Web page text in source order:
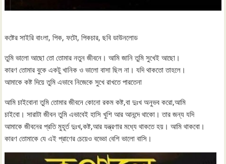
কষ্টের সাইরি বাংলা, পিক, ফটো, পিকচার, ছবি ডাউনলোড
তুমি ভালো আছো তো তোমার নতুন জীবনে। আমি জানি তুমি সুখেই আছো।
কারণ তোমার বুকে একটু খানিক ও ভালো বাসা ছিল না। যদি থাকতো তাহলে।
আমাকে কষ্ট দিয়ে তুমি এভাবে নিজেকে সুখে রাখতে পারতেনা
আমি চাইবোনা তুমি তোমার জীবনে কোনো রকম কষ্ট,বা দুঃখ অনুভব করো,আমি
চাইবো। সারাটা জীবন তুমি এভাবেই হাসি খুশি আর আনন্দে থাকো। তার জন্য যদি
আমাকে জীবনের প্রতি মুহূর্ত দুঃখ,কষ্ট,আর যন্ত্রণার মধ্যে থাকতে হয়। আমি থাকবো।
কারণ তোমাকে যে এই প্রাণের চেয়েও বড্ডো বেশি ভালো বাসি।